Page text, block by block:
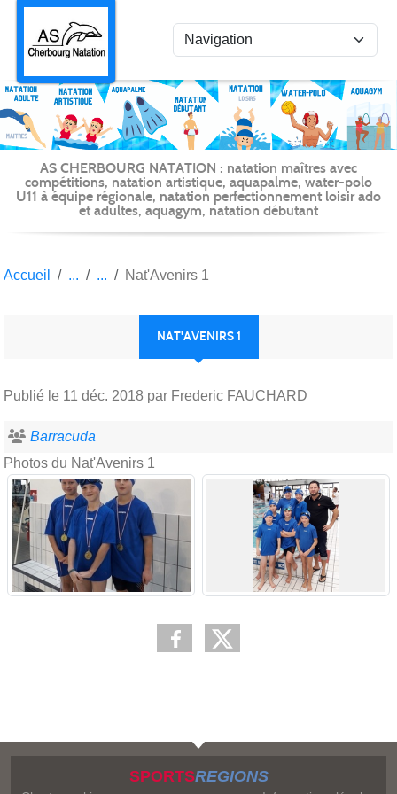
AS CHERBOURG NATATION : natation maîtres avec
compétitions, natation artistique, aquapalme, water-polo
U11 à équipe régionale, natation perfectionnement loisir ado
et adultes, aquagym, natation débutant
Accueil Nat'Avenirs 1
NAT'AVENIRS 1
Publié le 11 déc. 2018 par Frederic FAUCHARD
Barracuda
Photos du Nat'Avenirs 1
SPORTSREGIONS
Panneau de gestion des cookies